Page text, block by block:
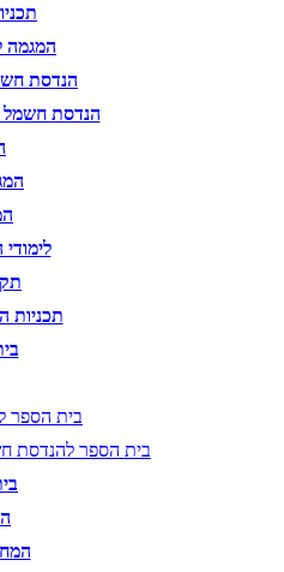
המגמה
הנדסת
הנדסת חשמל
תכניות
בית הספר
בית הספר להנדסת